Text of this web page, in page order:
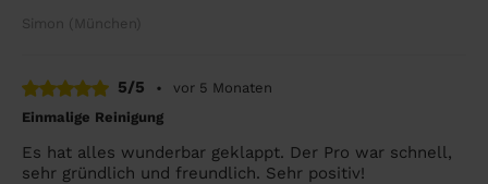
Simon (München)
5/5 •
vor 5 Monaten
Einmalige Reinigung
Es hat alles wunderbar geklappt. Der Pro war schnell,
sehr gründlich und freundlich. Sehr positiv!